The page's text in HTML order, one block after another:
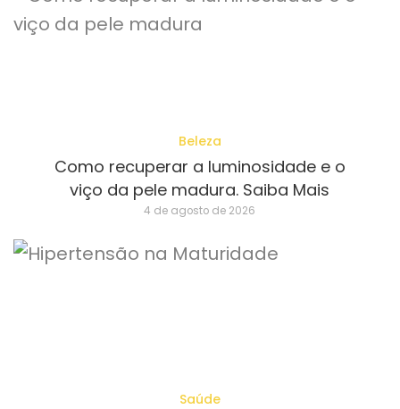
Beleza
Como recuperar a luminosidade e o
viço da pele madura. Saiba Mais
4 de agosto de 2026
Saúde